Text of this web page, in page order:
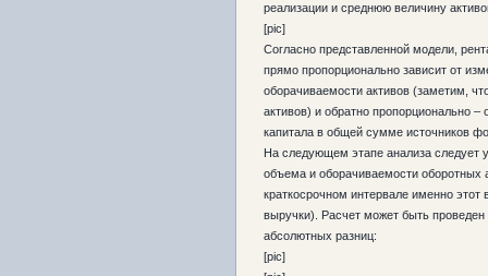
реализации и среднюю величину
[pic]
Согласно представленной модели,
прямо пропорционально зависит от
оборачиваемости активов (заметим,
активов) и обратно пропорционально –
капитала в общей сумме источников
На следующем этапе анализа следует
объема и оборачиваемости оборотных
краткосрочном интервале именно этот
выручки). Расчет может быть
абсолютных разниц:
[pic]